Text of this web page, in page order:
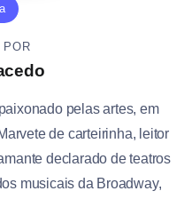
POR
pelas artes, em
de carteirinha, leitor
declarado de teatros
musicais da Broadway,